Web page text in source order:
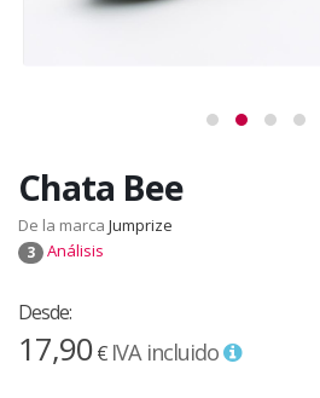
Chata Bee
De la marca Jumprize
3 Análisis
Desde:
17,90€ IVA incluido